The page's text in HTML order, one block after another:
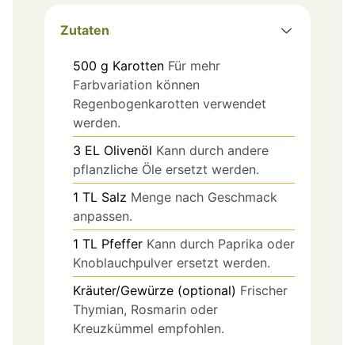
Zutaten
500 g Karotten Für mehr
Farbvariation können
Regenbogenkarotten verwendet
werden.
3 EL Olivenöl Kann durch andere
pflanzliche Öle ersetzt werden.
1 TL Salz Menge nach Geschmack
anpassen.
1 TL Pfeffer Kann durch Paprika oder
Knoblauchpulver ersetzt werden.
Kräuter/Gewürze (optional) Frischer
Thymian, Rosmarin oder
Kreuzkümmel empfohlen.